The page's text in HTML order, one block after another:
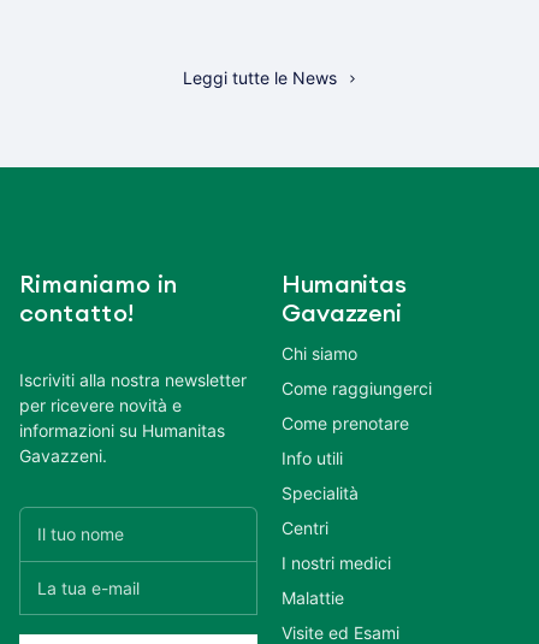
Leggi tutte le News
Rimaniamo in
contatto!
Iscriviti alla nostra newsletter
per ricevere novità e
informazioni su Humanitas
Gavazzeni.
Humanitas
Gavazzeni
Chi siamo
Come raggiungerci
Come prenotare
Info utili
Specialità
Centri
I nostri medici
Malattie
Visite ed Esami